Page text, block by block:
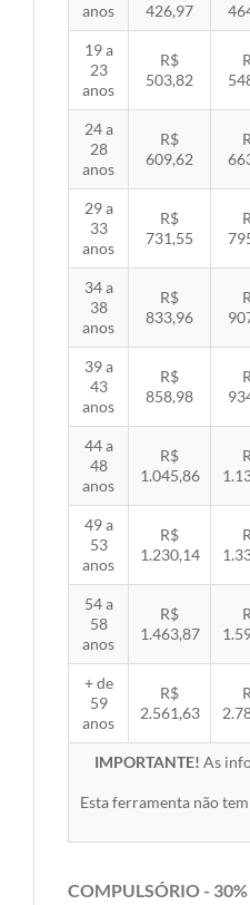
anos 426,97
19 a
23
anos
R$
503,82
24 a
28
anos
R$
609,62
29 a
33
anos
R$
731,55
34 a
38
anos
R$
833,96
39 a
43
anos
R$
858,98
44 a
48
anos
R$
1.045,86
49 a
53
anos
R$
1.230,14
54 a
58
anos
R$
1.463,87
+ de
59
anos
R$
2.561,63
IMPORTANTE! As
Esta ferramenta não
COMPULSÓRIO - 30%